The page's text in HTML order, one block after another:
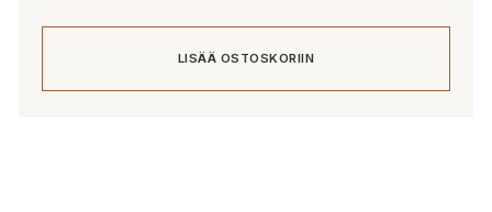
LISÄÄ OSTOSKORIIN